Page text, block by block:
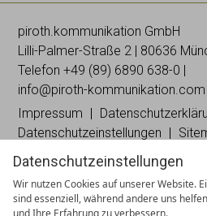
Datenschutzeinstellungen
Wir nutzen Cookies auf unserer Website.
sind essenziell, während andere uns
und Ihre Erfahrung zu verbessern.
piroth.kommunikation GmbH
Lilli-Palmer-Straße 2 | 80636
Telefon +49 (89) 6890 638-0 |
info@piroth-kommunikation.com
Impressum
Datenschutzeinstellungen